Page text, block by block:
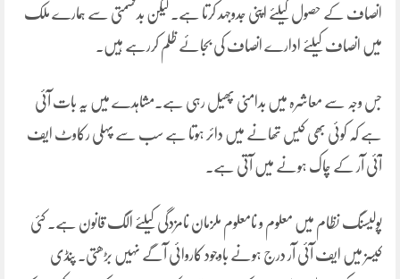
انصاف کے حصول کیلئے اپنی جدوجہد کرتا ہے۔ لیکن بدقسمتی سے ہمارے ملک
میں انصاف کیلئے ادارے انصاف کی بجائے ظلم کررہے ہیں۔
جس وجہ سے معاشرہ میں بدامنی پھیل رہی ہے۔مشاہدے میں یہ بات آئی
ہے کہ کوئی بھی کیس تھانے میں دائر ہوتا ہے سب سے پہلی رکاوٹ ایف
آئی آر کے چاک ہونے میں آتی ہے۔
پولیسنگ نظام میں معلوم و نامعلوم ملزمان نامزدگی کیلئے الگ قانون ہے۔ کئی
کیسز میں ایف آئی آر درج ہونے باوجود کاروائی آگے نہیں بڑھتی۔ پنڈی